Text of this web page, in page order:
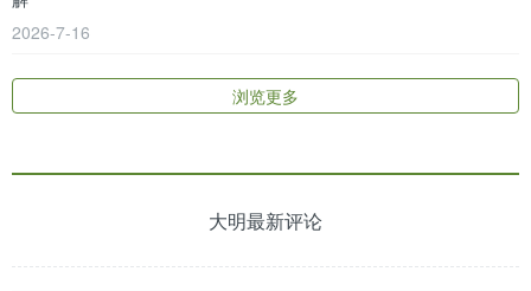
2026-7-16
浏览更多
大明最新评论